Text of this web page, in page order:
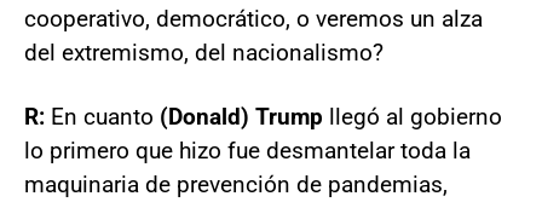
cooperativo, democrático, o veremos un alza
del extremismo, del nacionalismo?
R: En cuanto (Donald) Trump llegó al gobierno
lo primero que hizo fue desmantelar toda la
maquinaria de prevención de pandemias,